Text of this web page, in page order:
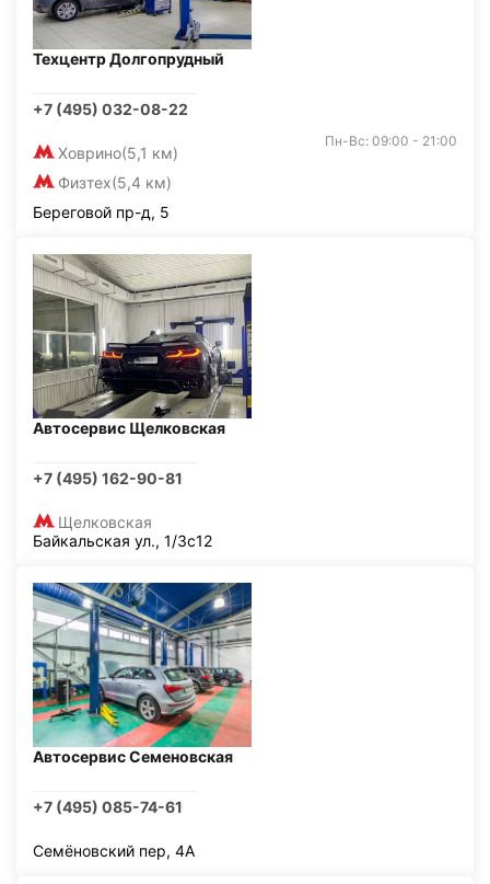
Техцентр Долгопрудный
+7 (495) 032-08-22
Ховрино(5,1 км)
Физтех(5,4 км)
Пн-Вс: 09:00 - 21:00
Береговой пр-д, 5
Автосервис Щелковская
+7 (495) 162-90-81
Щелковская
Байкальская ул., 1/3с12
Автосервис Семеновская
+7 (495) 085-74-61
Семёновский пер, 4А